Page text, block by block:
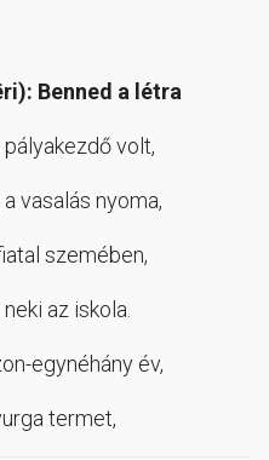
Benned a létra
volt,
vasalás nyoma,
szemében,
az iskola.
egynéhány év,
termet,